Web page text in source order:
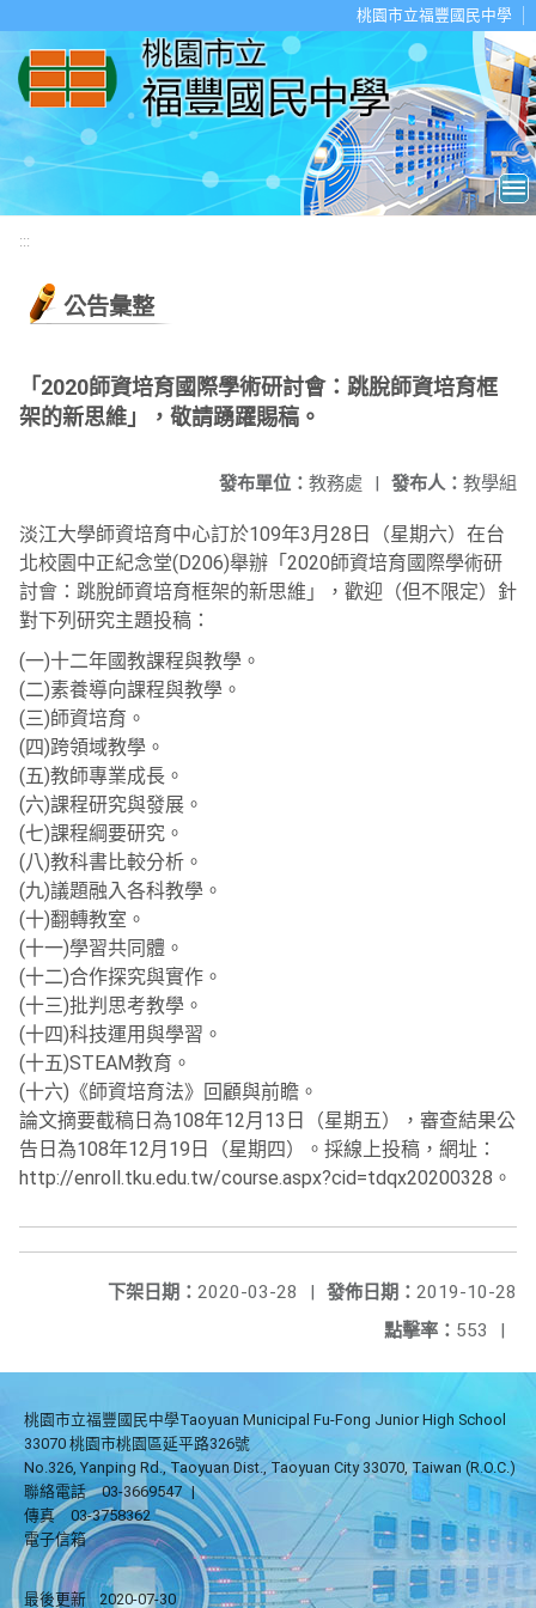
桃園市立福豐國民中學
:::
公告彙整
「2020師資培育國際學術研討會：跳脫師資培育框
架的新思維」，敬請踴躍賜稿。
發布人： 教學組
發布單位： 教務處 |
淡江大學師資培育中心訂於109年3月28日（星期六）在台
北校園中正紀念堂(D206)舉辦「2020師資培育國際學術研
討會：跳脫師資培育框架的新思維」， 歡迎（但不限定）針
對下列研究主題投稿：
(一)十二年國教課程與教學。
(二)素養導向課程與教學。
(三)師資培育。
(四)跨領域教學。
(五)教師專業成長。
(六)課程研究與發展。
(七)課程綱要研究。
(八)教科書比較分析。
(九)議題融入各科教學。
(十)翻轉教室。
(十一)學習共同體。
(十二)合作探究與實作。
(十三)批判思考教學。
(十四)科技運用與學習。
(十五)STEAM教育。
(十六)《師資培育法》回顧與前瞻。
論文摘要截稿日為108年12月13日（星期五），審查結果公
告日為108年12月19日（星期四）。採線上投稿，網址：
http://enroll.tku.edu.tw/course.aspx?cid=tdqx20200328。
發佈日期： 2019-10-28
下架日期： 2020-03-28
|
點擊率： 553 |
桃園市立福豐國民中學Taoyuan Municipal Fu-Fong Junior High School
33070 桃園市桃園區延平路326號
No.326, Yanping Rd., Taoyuan Dist., Taoyuan City 33070, Taiwan (R.O.C.)
聯絡電話
03-3669547 |
傳真
03-3758362
電子信箱
最後更新 2020-07-30